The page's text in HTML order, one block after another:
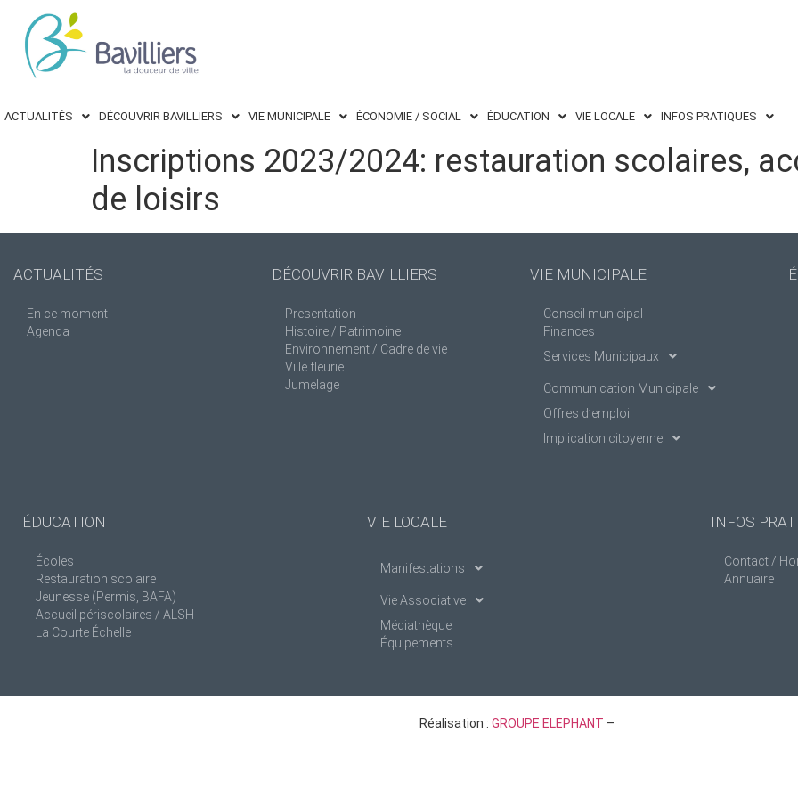
ACTUALITÉS DÉCOUVRIR BAVILLIERS VIE MUNICIPALE ÉCONOMIE / SOCIAL ÉDUCATION VIE LOCALE INFOS PRATIQUES
Inscriptions 2023/2024: restauration scolaires,
de loisirs
ACTUALITÉS
En ce moment
Agenda
DÉCOUVRIR BAVILLIERS
Presentation
Histoire / Patrimoine
Environnement / Cadre de vie
Ville fleurie
Jumelage
VIE MUNICIPALE
Conseil municipal
Finances
Services Municipaux
Communication Municipale
Offres d’emploi
Implication citoyenne
ÉDUCATION
Écoles
Restauration scolaire
Jeunesse (Permis, BAFA)
Accueil périscolaires / ALSH
La Courte Échelle
VIE LOCALE
Manifestations
Vie Associative
Médiathèque
Équipements
INFOS
Contact /
Annuaire
Réalisation : GROUPE ELEPHANT –